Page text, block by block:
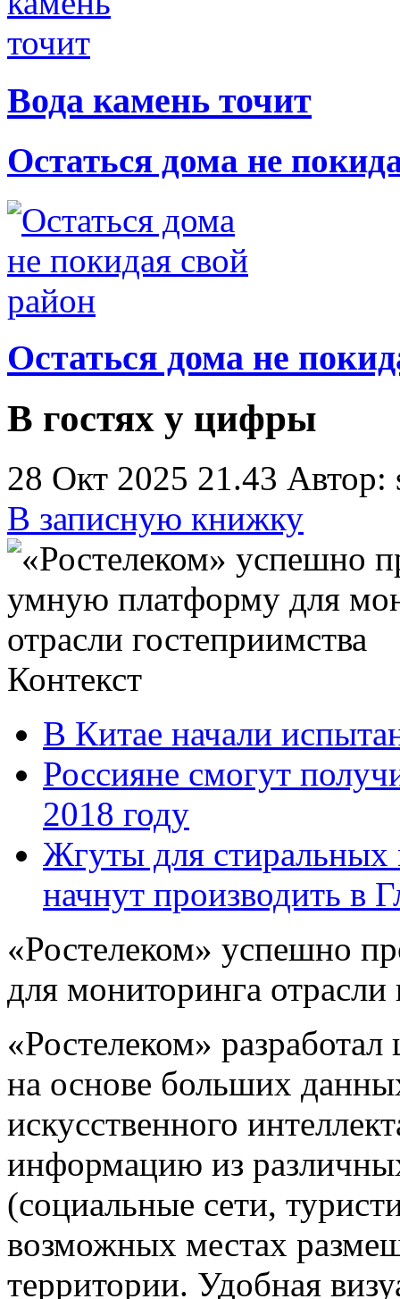
Вода камень точит
Остаться дома не
Остаться дома не
В гостях у цифры
28 Окт 2025 21.43 Автор:
В записную книжку
Контекст
В Китае начали
Россияне смогут
2018 году
Жгуты для
начнут производить в
«Ростелеком» успешно
для мониторинга отрасли
«Ростелеком»
на основе больших
искусственного
информацию из
(социальные сети,
возможных местах
территории. Удобная